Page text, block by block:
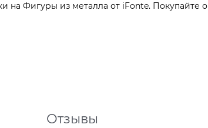
Фигуры из металла от iFonte. Покупайте
Отзывы